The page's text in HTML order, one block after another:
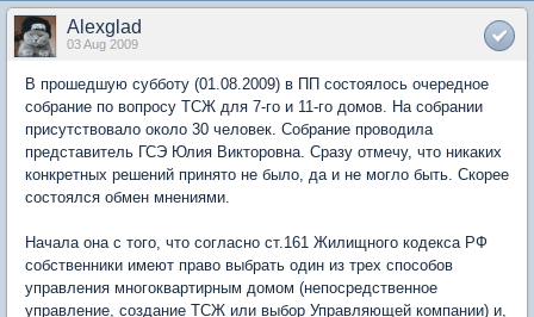
Alexglad
03 Aug 2009
В прошедшую субботу (01.08.2009) в ПП состоялось очередное
собрание по вопросу ТСЖ для 7-го и 11-го домов. На собрании
присутствовало около 30 человек. Собрание проводила
представитель ГСЭ Юлия Викторовна. Сразу отмечу, что никаких
конкретных решений принято не было, да и не могло быть. Скорее
состоялся обмен мнениями.
Начала она с того, что согласно ст.161 Жилищного кодекса РФ
собственники имеют право выбрать один из трех способов
управления многоквартирным домом (непосредственное
управление, создание ТСЖ или выбор Управляющей компании) и,